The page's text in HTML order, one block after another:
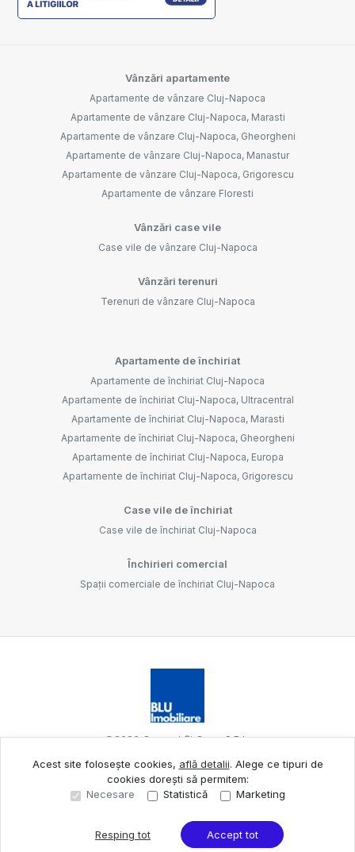
Sună acum Solicită vizionare
Vânzări apartamente
Apartamente de vânzare Cluj-Napoca
Apartamente de vânzare Cluj-Napoca, Marasti
Apartamente de vânzare Cluj-Napoca, Gheorgheni
Apartamente de vânzare Cluj-Napoca, Manastur
Apartamente de vânzare Cluj-Napoca, Grigorescu
Apartamente de vânzare Floresti
Vânzări case vile
Case vile de vânzare Cluj-Napoca
Vânzări terenuri
Terenuri de vânzare Cluj-Napoca
Apartamente de închiriat
Apartamente de închiriat Cluj-Napoca
Apartamente de închiriat Cluj-Napoca, Ultracentral
Apartamente de închiriat Cluj-Napoca, Marasti
Apartamente de închiriat Cluj-Napoca, Gheorgheni
Apartamente de închiriat Cluj-Napoca, Europa
Apartamente de închiriat Cluj-Napoca, Grigorescu
Case vile de închiriat
Case vile de închiriat Cluj-Napoca
Închirieri comercial
Spații comerciale de închiriat Cluj-Napoca
©2026Oameni Și Case S.R.L.
Site creat în
Acest site folosește cookies, află detalii. Alege ce tipuri de
cookies dorești să permitem:
Necesare
Statistică Marketing
Resping tot Accept tot